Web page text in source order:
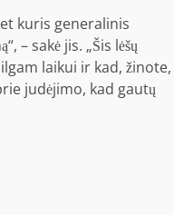
kuris generalinis
– sakė jis. „Šis lėšų
laikui ir kad, žinote,
judėjimo, kad gautų